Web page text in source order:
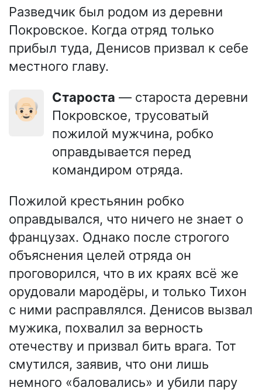
Разведчик был родом из деревни
Покровское. Когда отряд только
прибыл туда, Денисов призвал к себе
местного главу.
👴🏻 Староста — староста деревни
Покровское, трусоватый
пожилой мужчина, робко
оправдывается перед
командиром отряда.
Пожилой крестьянин робко
оправдывался, что ничего не знает о
французах. Однако после строгого
объяснения целей отряда он
проговорился, что в их краях всё же
орудовали мародёры, и только Тихон
с ними расправлялся. Денисов вызвал
мужика, похвалил за верность
отечеству и призвал бить врага. Тот
смутился, заявив, что они лишь
немного «баловались» и убили пару